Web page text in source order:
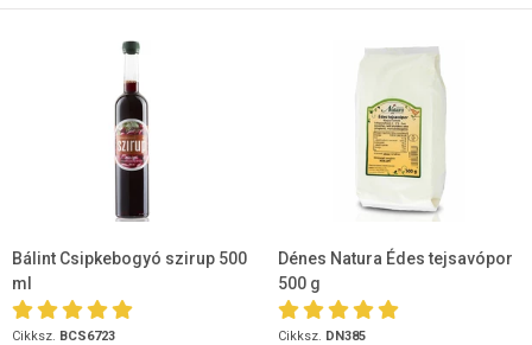
Bálint Csipkebogyó szirup 500
ml
Cikksz. BCS6723
Dénes Natura Édes tejsavópor
500 g
Cikksz. DN385